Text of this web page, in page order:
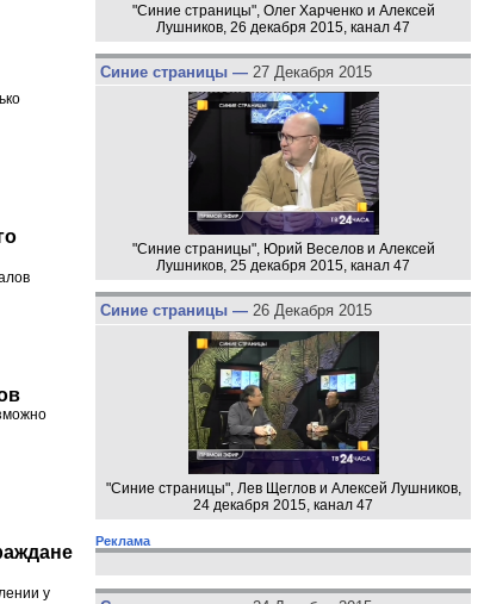
у
"Синие страницы", Олег Харченко и Алексей
Лушников, 26 декабря 2015, канал 47
Синие страницы — 27 Декабря 2015
"Синие страницы", Юрий Веселов и Алексей
Лушников, 25 декабря 2015, канал 47
Синие страницы — 26 Декабря 2015
"Синие страницы", Лев Щеглов и Алексей Лушников,
24 декабря 2015, канал 47
Реклама